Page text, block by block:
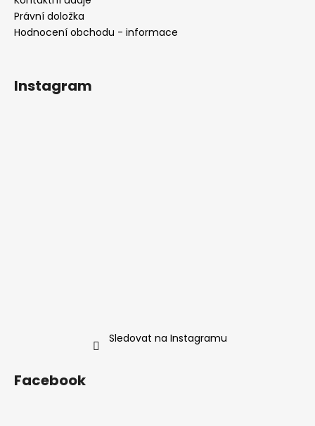
Právní doložka
Hodnocení obchodu - informace
Instagram
Sledovat na Instagramu
Facebook